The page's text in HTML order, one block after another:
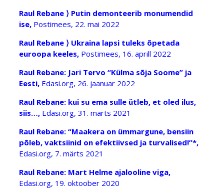
Raul Rebane ⟩ Putin demonteerib monumendid
ise, Postimees, 22. mai 2022
Raul Rebane ⟩ Ukraina lapsi tuleks õpetada
euroopa keeles, Postimees, 16. aprill 2022
Raul Rebane: Jari Tervo “Külma sõja Soome” ja
Eesti, Edasi.org, 26. jaanuar 2022
Raul Rebane: kui su ema sulle ütleb, et oled ilus,
siis…, Edasi.org, 31. märts 2021
Raul Rebane: “Maakera on ümmargune, bensiin
põleb, vaktsiinid on efektiivsed ja turvalised!”*,
Edasi.org, 7. märts 2021
Raul Rebane: Mart Helme ajalooline viga,
Edasi.org, 19. oktoober 2020